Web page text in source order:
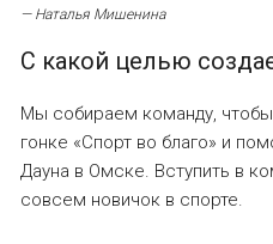
— Наталья Мишенина
С какой целью
Мы собираем команду, чтобы
гонке «Спорт во благо» и
Дауна в Омске. Вступить в
совсем новичок в спорте.